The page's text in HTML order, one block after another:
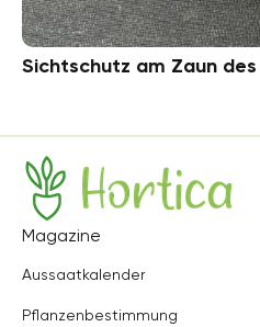
Sichtschutz am Zaun
Hortica
Magazine
Aussaatkalender
Pflanzenbestimmung